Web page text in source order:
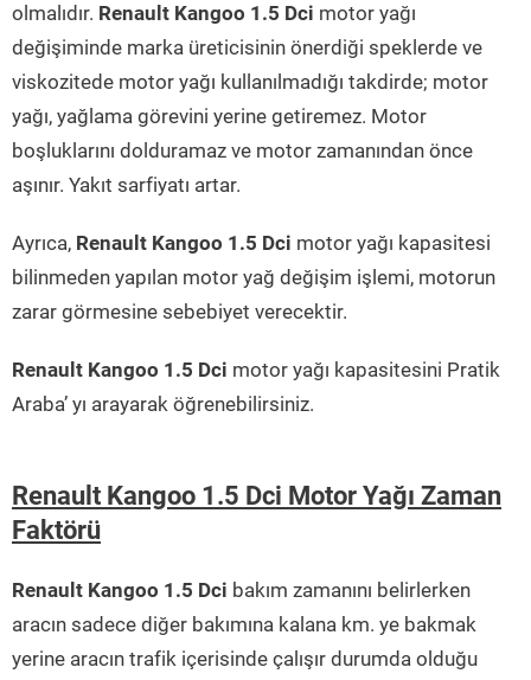
olmalıdır. Renault Kangoo 1.5 Dci motor yağı
değişiminde marka üreticisinin önerdiği speklerde ve
viskozitede motor yağı kullanılmadığı takdirde; motor
yağı, yağlama görevini yerine getiremez. Motor
boşluklarını dolduramaz ve motor zamanından önce
aşınır. Yakıt sarfiyatı artar.
Ayrıca, Renault Kangoo 1.5 Dci motor yağı kapasitesi
bilinmeden yapılan motor yağ değişim işlemi, motorun
zarar görmesine sebebiyet verecektir.
Renault Kangoo 1.5 Dci motor yağı kapasitesini Pratik
Araba’ yı arayarak öğrenebilirsiniz.
Renault Kangoo 1.5 Dci Motor Yağı Zaman
Faktörü
Renault Kangoo 1.5 Dci bakım zamanını belirlerken
aracın sadece diğer bakımına kalana km. ye bakmak
yerine aracın trafik içerisinde çalışır durumda olduğu